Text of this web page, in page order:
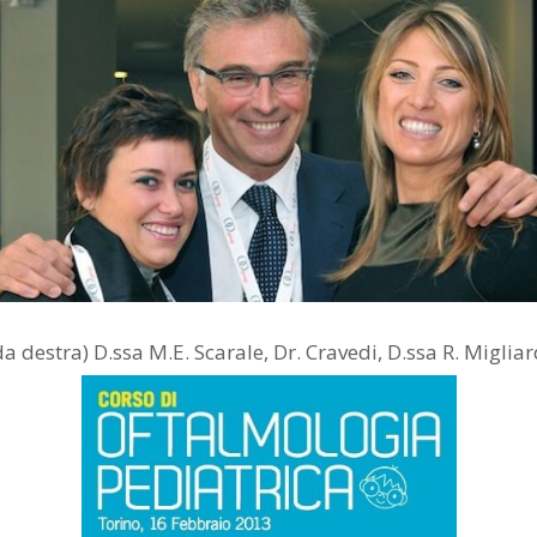
destra) D.ssa M.E. Scarale, Dr. Cravedi, D.ssa R.